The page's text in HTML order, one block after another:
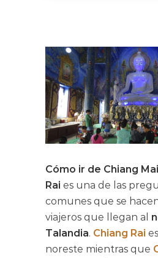
Cómo ir de Chiang
Rai es una de las
comunes que se
viajeros que llegan al
Talandia. Chiang Rai
noreste mientras que